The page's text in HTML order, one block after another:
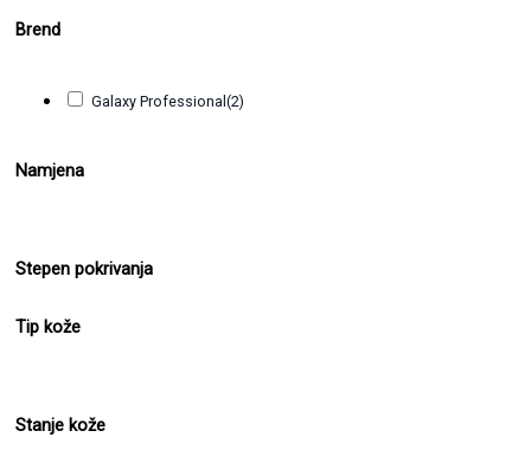
Brend
Galaxy Professional (2)
Namjena
Stepen pokrivanja
Tip kože
Stanje kože